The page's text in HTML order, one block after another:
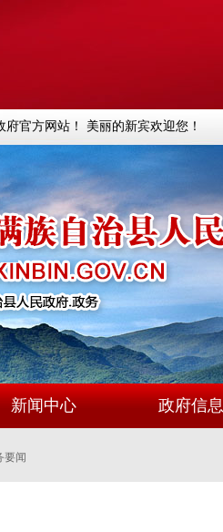
官方网站！ 美丽的新宾欢迎您！
新闻中心 政府信
要闻